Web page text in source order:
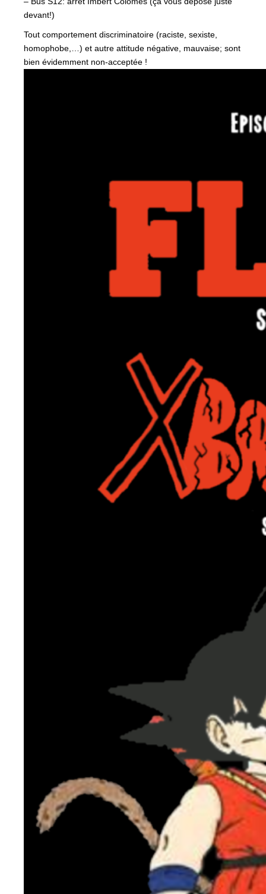
devant!)
Tout comportement discriminatoire (raciste, sexiste,
homophobe,…) et autre attitude négative, mauvaise; sont
bien évidemment non-acceptée !